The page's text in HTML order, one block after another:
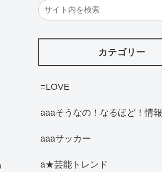
カテゴリー
=LOVE
aaaそうなの！なるほど！情報
aaaサッカー
a★芸能トレンド